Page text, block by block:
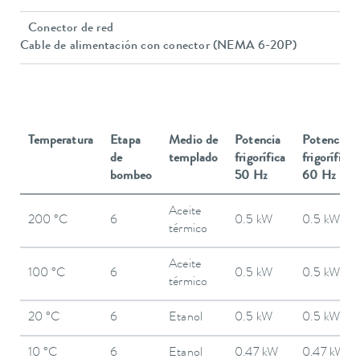
Conector de red
Cable de alimentación con conector (NEMA 6-20P)
Temperatura
Etapa
de
bombeo
Medio de
templado
Potencia
frigorífica
50 Hz
Potencia
frigorífica
60 Hz
200 °C 6
Aceite
térmico
0.5 kW 0.5 kW
100 °C 6
Aceite
térmico
0.5 kW 0.5 kW
20 °C 6 Etanol 0.5 kW 0.5 kW
10 °C 6 Etanol 0.47 kW 0.47 kW